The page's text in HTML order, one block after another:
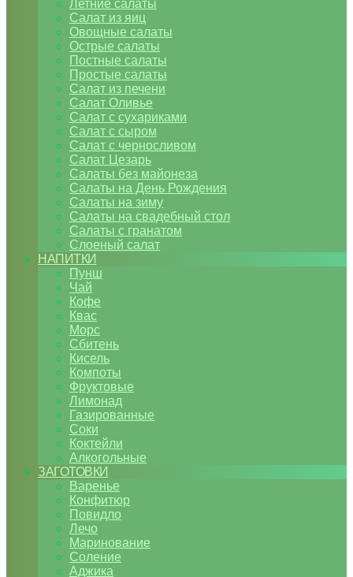
Летние салаты
Салат из яиц
Овощные салаты
Острые салаты
Постные салаты
Простые салаты
Салат из печени
Салат Оливье
Салат с сухариками
Салат с сыром
Салат с черносливом
Салат Цезарь
Салаты без майонеза
Салаты на День Рождения
Салаты на зиму
Салаты на свадебный стол
Салаты с гранатом
Слоеный салат
НАПИТКИ
Пунш
Чай
Кофе
Квас
Морс
Сбитень
Кисель
Компоты
Фруктовые
Лимонад
Газированные
Соки
Коктейли
Алкогольные
ЗАГОТОВКИ
Варенье
Конфитюр
Повидло
Лечо
Маринование
Соление
Аджика